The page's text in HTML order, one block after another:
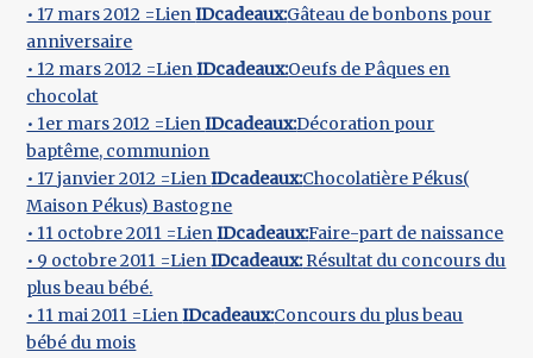
• 17 mars 2012 =LienIDcadeaux:Gâteau de bonbons pour
anniversaire
• 12 mars 2012 =LienIDcadeaux:Oeufs de Pâques en
chocolat
• 1er mars 2012 =LienIDcadeaux:Décoration pour
baptême, communion
• 17 janvier 2012 =LienIDcadeaux:Chocolatière Pékus(
Maison Pékus) Bastogne
• 11 octobre 2011 =LienIDcadeaux:Faire-part de naissance
• 9 octobre 2011 =LienIDcadeaux:Résultat du concours du
plus beau bébé.
• 11 mai 2011 =LienIDcadeaux:Concours du plus beau
bébé du mois